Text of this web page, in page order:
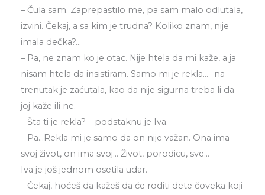
– Čula sam. Zaprepastilo me, pa sam malo odlutala,
izvini. Čekaj, a sa kim je trudna? Koliko znam, nije
imala dečka?…
– Pa, ne znam ko je otac. Nije htela da mi kaže, a ja
nisam htela da insistiram. Samo mi je rekla… -na
trenutak je zaćutala, kao da nije sigurna treba li da
joj kaže ili ne.
– Šta ti je rekla? – podstaknu je Iva.
– Pa…Rekla mi je samo da on nije važan. Ona ima
svoj život, on ima svoj… Život, porodicu, sve…
Iva je još jednom osetila udar.
– Čekaj, hoćeš da kažeš da će roditi dete čoveka koji